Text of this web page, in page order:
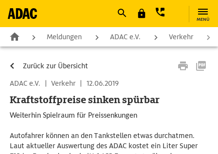
MENÜ
Meldungen ADAC e.V. Verkehr
Zurück zur Übersicht
ADAC e.V.
| Verkehr | 12.06.2019
Kraftstoffpreise sinken spürbar
Weiterhin Spielraum für Preissenkungen
Autofahrer können an den Tankstellen etwas durchatmen.
Laut aktueller Auswertung des ADAC kostet ein Liter Super